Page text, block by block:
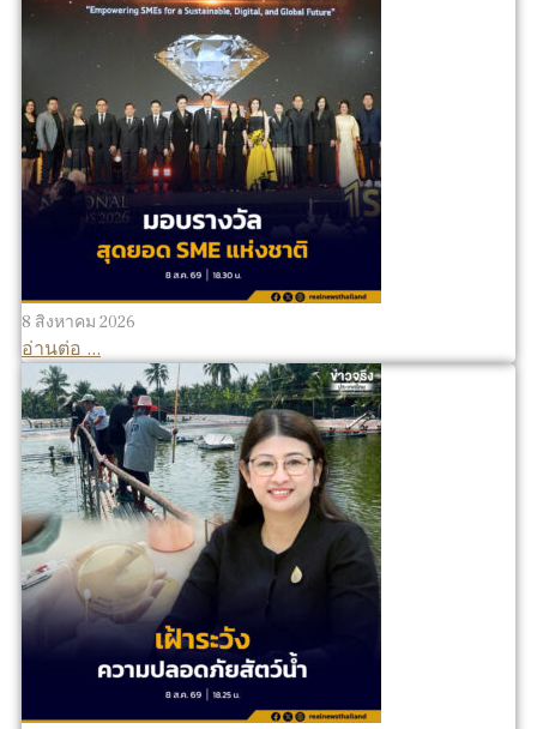
8 สิงหาคม 2026
อ่านต่อ ...